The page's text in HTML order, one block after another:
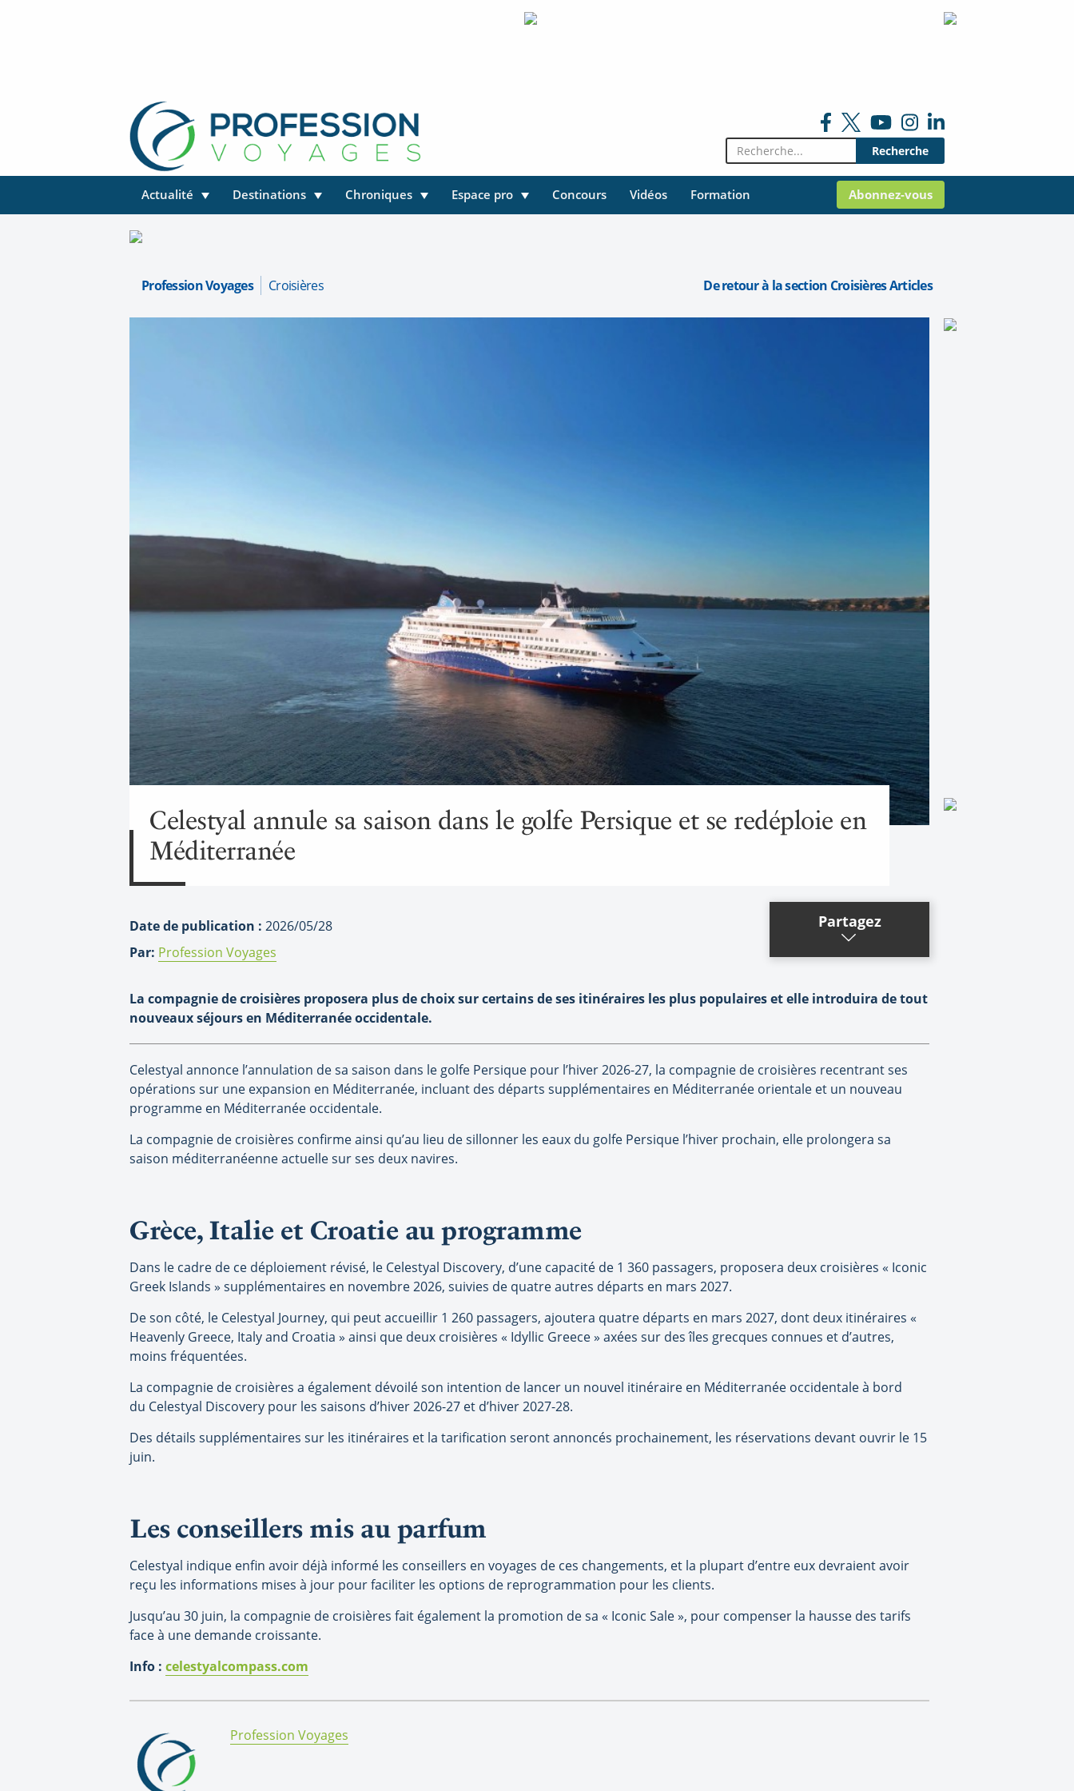
Rechercher:
Actualité Destinations Chroniques Espace pro Concours Vidéos Formation Abonnez-vous
Profession Voyages Croisières De retour à la section Croisières Articles
Celestyal annule sa saison dans le golfe Persique et se redéploie en
Méditerranée
Date de publication : 2026/05/28
Par: Profession Voyages
Partagez
La compagnie de croisières proposera plus de choix sur certains de ses itinéraires les plus populaires et elle introduira de tout
nouveaux séjours en Méditerranée occidentale.
Celestyal annonce l’annulation de sa saison dans le golfe Persique pour l’hiver 2026-27, la compagnie de croisières recentrant ses
opérations sur une expansion en Méditerranée, incluant des départs supplémentaires en Méditerranée orientale et un nouveau
programme en Méditerranée occidentale.
La compagnie de croisières confirme ainsi qu’au lieu de sillonner les eaux du golfe Persique l’hiver prochain, elle prolongera sa
saison méditerranéenne actuelle sur ses deux navires.
Grèce, Italie et Croatie au programme
Dans le cadre de ce déploiement révisé, le Celestyal Discovery, d’une capacité de 1 360 passagers, proposera deux croisières « Iconic
Greek Islands » supplémentaires en novembre 2026, suivies de quatre autres départs en mars 2027.
De son côté, le Celestyal Journey, qui peut accueillir 1 260 passagers, ajoutera quatre départs en mars 2027, dont deux itinéraires «
Heavenly Greece, Italy and Croatia » ainsi que deux croisières « Idyllic Greece » axées sur des îles grecques connues et d’autres,
moins fréquentées.
La compagnie de croisières a également dévoilé son intention de lancer un nouvel itinéraire en Méditerranée occidentale à bord
du Celestyal Discovery pour les saisons d’hiver 2026-27 et d’hiver 2027-28.
Des détails supplémentaires sur les itinéraires et la tarification seront annoncés prochainement, les réservations devant ouvrir le 15
juin.
Les conseillers mis au parfum
Celestyal indique enfin avoir déjà informé les conseillers en voyages de ces changements, et la plupart d’entre eux devraient avoir
reçu les informations mises à jour pour faciliter les options de reprogrammation pour les clients.
Jusqu’au 30 juin, la compagnie de croisières fait également la promotion de sa « Iconic Sale », pour compenser la hausse des tarifs
face à une demande croissante.
Info : celestyalcompass.com
By:
Profession Voyages